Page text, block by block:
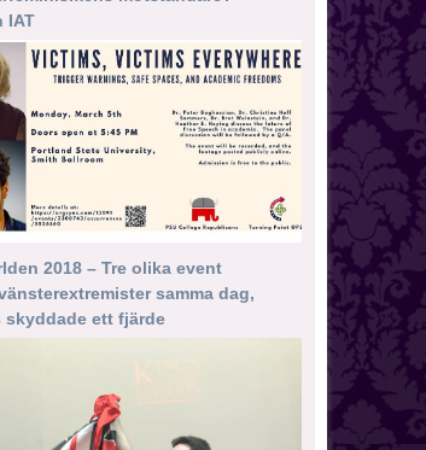
IAT
2018 – Tre olika event
samma dag,
skyddade ett fjärde